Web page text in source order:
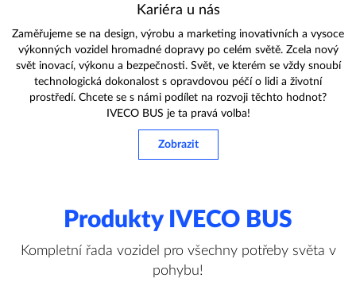
Kariéra u nás
Zaměřujeme se na design, výrobu a marketing inovativních a vysoce
výkonných vozidel hromadné dopravy po celém světě. Zcela nový
svět inovací, výkonu a bezpečnosti. Svět, ve kterém se vždy snoubí
technologická dokonalost s opravdovou péčí o lidi a životní
prostředí. Chcete se s námi podílet na rozvoji těchto hodnot?
IVECO BUS je ta pravá volba!
Zobrazit
Produkty IVECO BUS
Kompletní řada vozidel pro všechny potřeby světa v
pohybu!